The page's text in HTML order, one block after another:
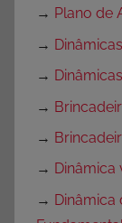
→ Plano de
→
→
→
→
→
→ Dinâmica